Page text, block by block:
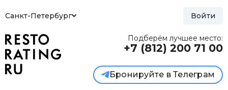
Санкт-Петербург Войти
Подберём лучшее место:
+7 (812) 200 71 00
Бронируйте в Телеграм